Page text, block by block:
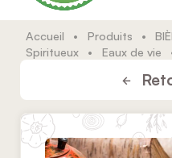
Accueil • Produits •
Spiritueux
• Eaux de vie